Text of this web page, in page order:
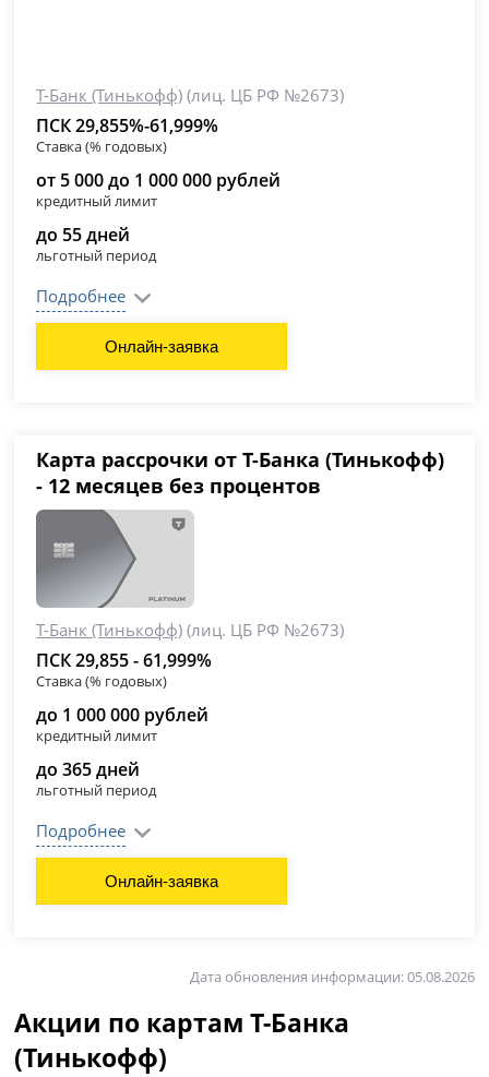
Т-Банк (Тинькофф) (лиц. ЦБ РФ №2673)
ПСК 29,855%-61,999%
Ставка (% годовых)
от 5 000 до 1 000 000 рублей
кредитный лимит
до 55 дней
льготный период
Подробнее
Онлайн-заявка
Карта рассрочки от Т-Банка (Тинькофф)
- 12 месяцев без процентов
Т-Банк (Тинькофф) (лиц. ЦБ РФ №2673)
ПСК 29,855 - 61,999%
Ставка (% годовых)
до 1 000 000 рублей
кредитный лимит
до 365 дней
льготный период
Подробнее
Онлайн-заявка
Дата обновления информации: 05.08.2026
Акции по картам Т-Банка
(Тинькофф)